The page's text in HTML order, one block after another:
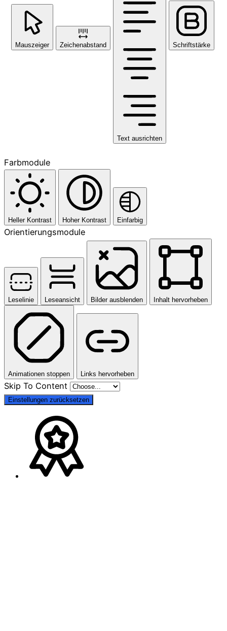
Mauszeiger Zeichenabstand
Text ausrichten
Schriftstärke
Farbmodule
Heller Kontrast Hoher Kontrast Einfarbig
Orientierungsmodule
Leselinie Leseansicht Bilder ausblenden Inhalt hervorheben
Animationen stoppen Links hervorheben
Skip To Content
Einstellungen zurücksetzen